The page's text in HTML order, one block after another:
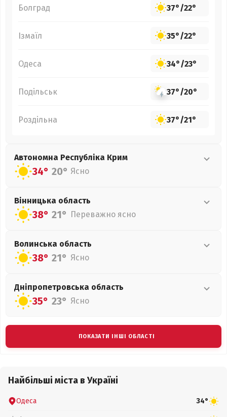
Болград 37°/22°
Ізмаїл 35°/22°
Одеса 34°/23°
Подільськ 37°/20°
Роздільна 37°/21°
Автономна Республіка Крим
34° 20° Ясно
Вінницька область
38° 21° Переважно ясно
Волинська область
38° 21° Ясно
Дніпропетровська область
35° 23° Ясно
ПОКАЗАТИ ІНШІ ОБЛАСТІ
Найбільші міста в Україні
Одеса 34°